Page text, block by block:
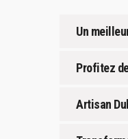
Un
Profitez
Artisan